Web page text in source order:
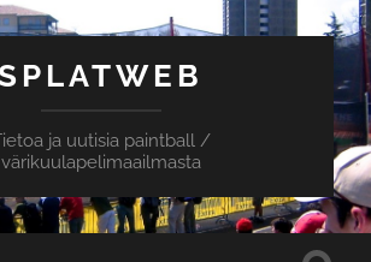
ja uutisia paintball /
värikuulapelimaailmasta